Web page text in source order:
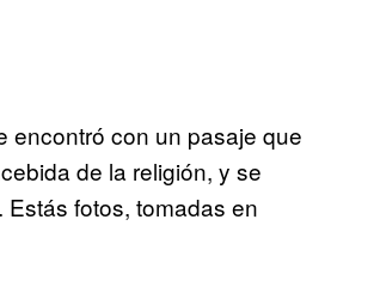
encontró con un pasaje que
de la religión, y se
fotos, tomadas en